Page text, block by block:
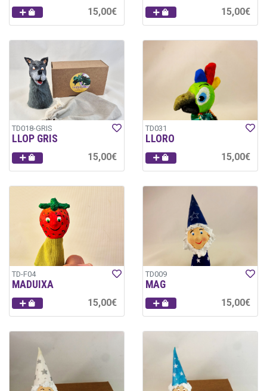
15,00€ 15,00€
TD018-GRIS
LLOP GRIS
15,00€
TD031
LLORO
15,00€
TD-F04
MADUIXA
15,00€
TD009
MAG
15,00€